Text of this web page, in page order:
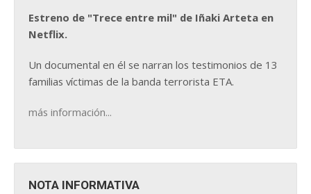
Estreno de "Trece entre mil" de Iñaki Arteta en
Netflix.
Un documental en él se narran los testimonios de 13
familias víctimas de la banda terrorista ETA.
más información...
NOTA INFORMATIVA